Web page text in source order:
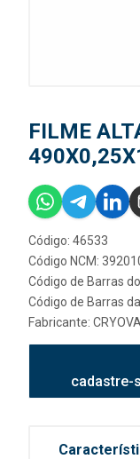
FILME
Código: 46533
Código NCM:
Código de Barras
Código de Barras
Fabricante:
cadastre-